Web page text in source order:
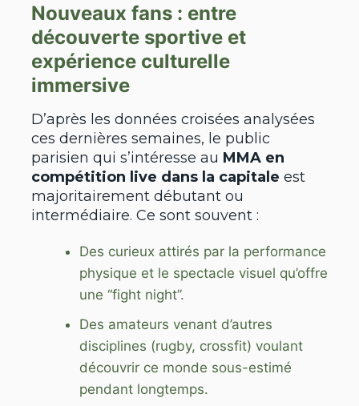
Nouveaux fans : entre
découverte sportive et
expérience culturelle
immersive
D’après les données croisées analysées
ces dernières semaines, le public
parisien qui s’intéresse au MMA en
compétition live dans la capitale est
majoritairement débutant ou
intermédiaire. Ce sont souvent :
Des curieux attirés par la performance
physique et le spectacle visuel qu’offre
une “fight night”.
Des amateurs venant d’autres
disciplines (rugby, crossfit) voulant
découvrir ce monde sous-estimé
pendant longtemps.